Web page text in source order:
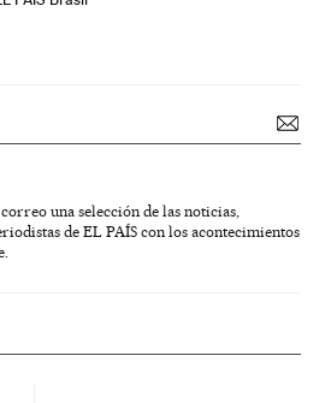
una selección de las noticias,
de EL PAÍS con los acontecimientos